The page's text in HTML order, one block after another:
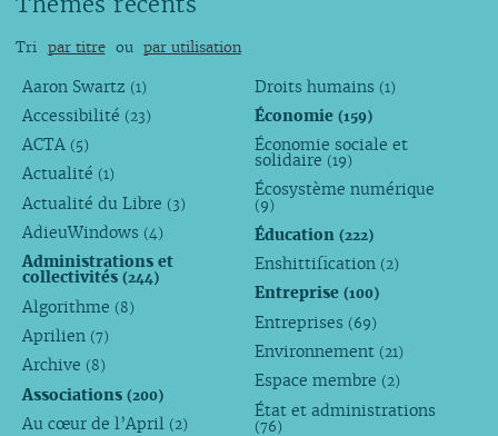
Tri par titre ou par utilisation
Aaron Swartz (1)
Accessibilité (23)
ACTA (5)
Actualité (1)
Actualité du Libre (3)
AdieuWindows (4)
Administrations et
collectivités (244)
Algorithme (8)
Aprilien (7)
Archive (8)
Associations (200)
Au cœur de l’April (2)
Droits humains (1)
Économie(159)
Économie sociale et
solidaire (19)
Écosystème numérique
(9)
Éducation(222)
Enshittification (2)
Entreprise(100)
Entreprises (69)
Environnement (21)
Espace membre (2)
État et administrations
(76)